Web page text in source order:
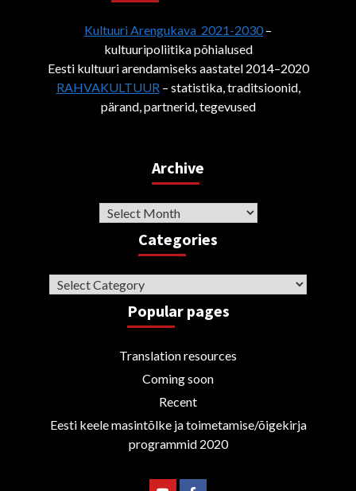
Kultuuri Arengukava 2021-2030–
kultuuripoliitika põhialused
Eesti kultuuri arendamiseks aastatel 2014–2020
RAHVAKULTUUR– statistika, traditsioonid,
pärand, partnerid, tegevused
Archive
Archive
Categories
Categories
Popular pages
Translation resources
Coming soon
Recent
Eesti keele masintõlke ja toimetamise/õigekirja
programmid 2020